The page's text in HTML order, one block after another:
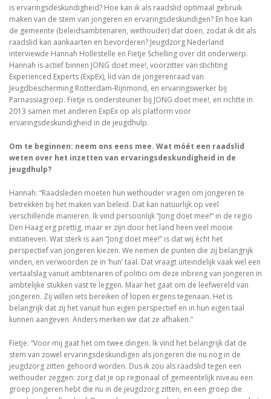
is ervaringsdeskundigheid? Hoe kan ik als raadslid optimaal gebruik
maken van de stem van jongeren en ervaringsdeskundigen? En hoe kan
de gemeente (beleidsambtenaren, wethouder) dat doen, zodat ik dit als
raadslid kan aankaarten en bevorderen? Jeugdzorg Nederland
interviewde Hannah Hollestelle en Fietje Schelling over dit onderwerp.
Hannah is actief binnen JONG doet mee!, voorzitter van stichting
Experienced Experts (ExpEx), lid van de jongerenraad van
Jeugdbescherming Rotterdam-Rijnmond, en ervaringswerker bij
Parnassiagroep. Fietje is ondersteuner bij JONG doet mee!, en richtte in
2013 samen met anderen ExpEx op als platform voor
ervaringsdeskundigheid in de jeugdhulp.
Om te beginnen: neem ons eens mee. Wat móét een raadslid
weten over het inzetten van ervaringsdeskundigheid in de
jeugdhulp?
Hannah: “Raadsleden moeten hun wethouder vragen om jongeren te
betrekken bij het maken van beleid. Dat kan natuurlijk op veel
verschillende manieren. Ik vind persoonlijk “Jong doet mee!” in de regio
Den Haag erg prettig, maar er zijn door het land heen veel mooie
initiatieven. Wat sterk is aan “Jong doet mee!” is dat wij écht het
perspectief van jongeren kiezen. We nemen de punten die zij belangrijk
vinden, en verwoorden ze in ‘hun’ taal. Dat vraagt uiteindelijk vaak wel een
vertaalslag vanuit ambtenaren of politici om deze inbreng van jongeren in
ambtelijke stukken vast te leggen. Maar het gaat om de leefwereld van
jongeren. Zij willen iets bereiken of lopen ergens tegenaan. Het is
belangrijk dat zij het vanuit hun eigen perspectief en in hun eigen taal
kunnen aangeven. Anders merken we dat ze afhaken.”
Fietje: “Voor mij gaat het om twee dingen. Ik vind het belangrijk dat de
stem van zowel ervaringsdeskundigen als jongeren die nu nog in de
jeugdzorg zitten gehoord worden. Dus ik zou als raadslid tegen een
wethouder zeggen: zorg dat je op regionaal of gemeentelijk niveau een
groep jongeren hebt die nu in de jeugdzorg zitten, en een groep die